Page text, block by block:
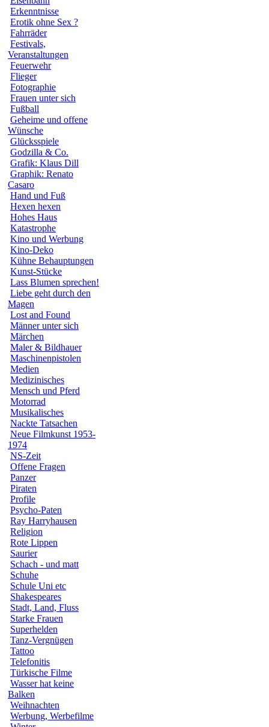
Erkenntnisse
Erotik ohne Sex ?
Fahrräder
Festivals,
Veranstaltungen
Feuerwehr
Flieger
Fotographie
Frauen unter sich
Fußball
Geheime und offene
Wünsche
Glücksspiele
Godzilla & Co.
Grafik: Klaus Dill
Graphik: Renato
Casaro
Hand und Fuß
Hexen hexen
Hohes Haus
Katastrophe
Kino und Werbung
Kino-Deko
Kühne Behauptungen
Kunst-Stücke
Lass Blumen sprechen!
Liebe geht durch den
Magen
Lost and Found
Männer unter sich
Märchen
Maler & Bildhauer
Maschinenpistolen
Medien
Medizinisches
Mensch und Pferd
Motorrad
Musikalisches
Nackte Tatsachen
Neue Filmkunst 1953-
1974
NS-Zeit
Offene Fragen
Panzer
Piraten
Profile
Psycho-Paten
Ray Harryhausen
Religion
Rote Lippen
Saurier
Schach - und matt
Schuhe
Schule Uni etc
Shakespeares
Stadt, Land, Fluss
Starke Frauen
Superhelden
Tanz-Vergnügen
Tattoo
Telefonitis
Türkische Filme
Wasser hat keine
Balken
Weihnachten
Werbung, Werbefilme